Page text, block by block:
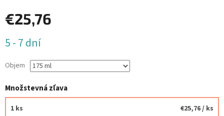
€25,76
cena:
5 - 7 dní
Objem
Množstevná zľava
1 ks €25,76/ ks